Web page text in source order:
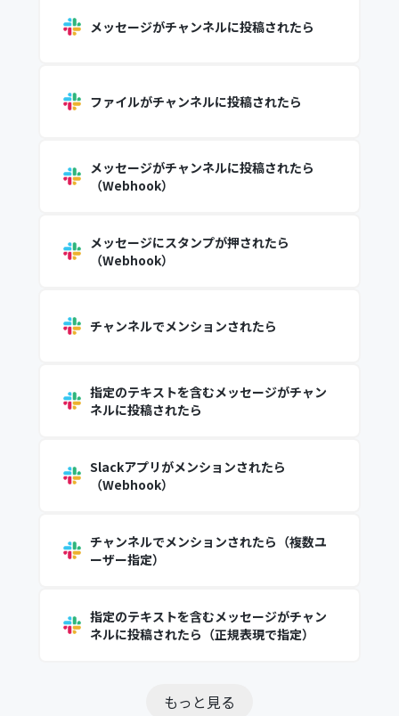
メッセージがチャンネルに投稿されたら
ファイルがチャンネルに投稿されたら
メッセージがチャンネルに投稿されたら
（Webhook）
メッセージにスタンプが押されたら
（Webhook）
チャンネルでメンションされたら
指定のテキストを含むメッセージがチャン
ネルに投稿されたら
Slackアプリがメンションされたら
（Webhook）
チャンネルでメンションされたら（複数ユ
ーザー指定）
指定のテキストを含むメッセージがチャン
ネルに投稿されたら（正規表現で指定）
もっと見る